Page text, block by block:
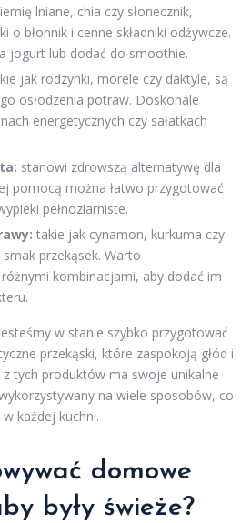
lniane, chia czy słonecznik,
o błonnik i cenne składniki odżywcze.
jogurt lub dodać do smoothie.
jak rodzynki, morele czy daktyle, są
osłodzenia potraw. Doskonale
energetycznych czy sałatkach
stanowi zdrowszą alternatywę dla
pomocą można łatwo przygotować
pełnoziarniste.
takie jak cynamon, kurkuma czy
przekąsek. Warto
kombinacjami, aby dodać im
w stanie szybko przygotować
przekąski, które zaspokoją głód i
z tych produktów ma swoje unikalne
na wiele sposobów, co
każdej kuchni.
domowe
były świeże?